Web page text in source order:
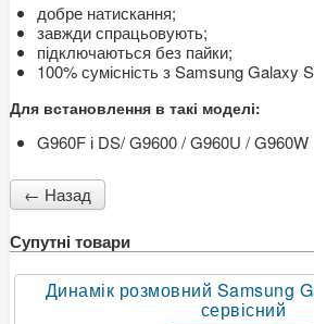
добре натискання;
завжди спрацьовують;
підключаються без пайки;
100% сумісність з Samsung Galaxy
Для встановлення в такі моделі:
G960F і DS/ G9600 / G960U / G960W
Супутні товари
Динамік розмовний Samsung
сервісний